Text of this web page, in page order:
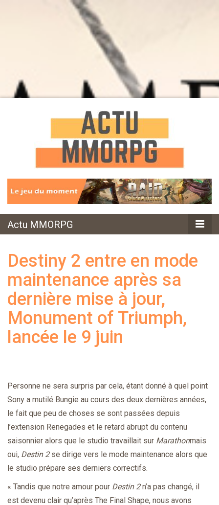
Actu
MMORPG
Actu MMORPG
Destiny 2 entre en mode
maintenance après sa
dernière mise à jour,
Monument of Triumph,
lancée le 9 juin
Personne ne sera surpris par cela, étant donné à quel point
Sony a mutilé Bungie au cours des deux dernières années,
le fait que peu de choses se sont passées depuis
l’extension Renegades et le retard abrupt du contenu
saisonnier alors que le studio travaillait sur Marathonmais
oui, Destin 2se dirige vers le mode maintenance alors que
le studio prépare ses derniers correctifs.
« Tandis que notre amour pour Destin 2n’a pas changé, il
est devenu clair qu’après The Final Shape, nous avons